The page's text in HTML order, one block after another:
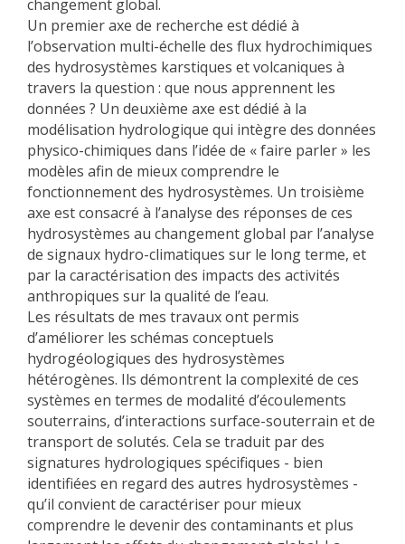
changement global.
Un premier axe de recherche est dédié à
l’observation multi-échelle des flux hydrochimiques
des hydrosystèmes karstiques et volcaniques à
travers la question : que nous apprennent les
données ? Un deuxième axe est dédié à la
modélisation hydrologique qui intègre des données
physico-chimiques dans l’idée de « faire parler » les
modèles afin de mieux comprendre le
fonctionnement des hydrosystèmes. Un troisième
axe est consacré à l’analyse des réponses de ces
hydrosystèmes au changement global par l’analyse
de signaux hydro-climatiques sur le long terme, et
par la caractérisation des impacts des activités
anthropiques sur la qualité de l’eau.
Les résultats de mes travaux ont permis
d’améliorer les schémas conceptuels
hydrogéologiques des hydrosystèmes
hétérogènes. Ils démontrent la complexité de ces
systèmes en termes de modalité d’écoulements
souterrains, d’interactions surface-souterrain et de
transport de solutés. Cela se traduit par des
signatures hydrologiques spécifiques - bien
identifiées en regard des autres hydrosystèmes -
qu’il convient de caractériser pour mieux
comprendre le devenir des contaminants et plus